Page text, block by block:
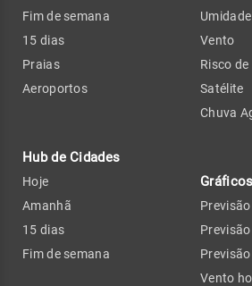
Fim de semana
15 dias
Praias
Aeroportos
Hub de Cidades
Hoje
Amanhã
15 dias
Fim de semana
Vento
Risco
Satélite
Chuva
Gráficos
Vento